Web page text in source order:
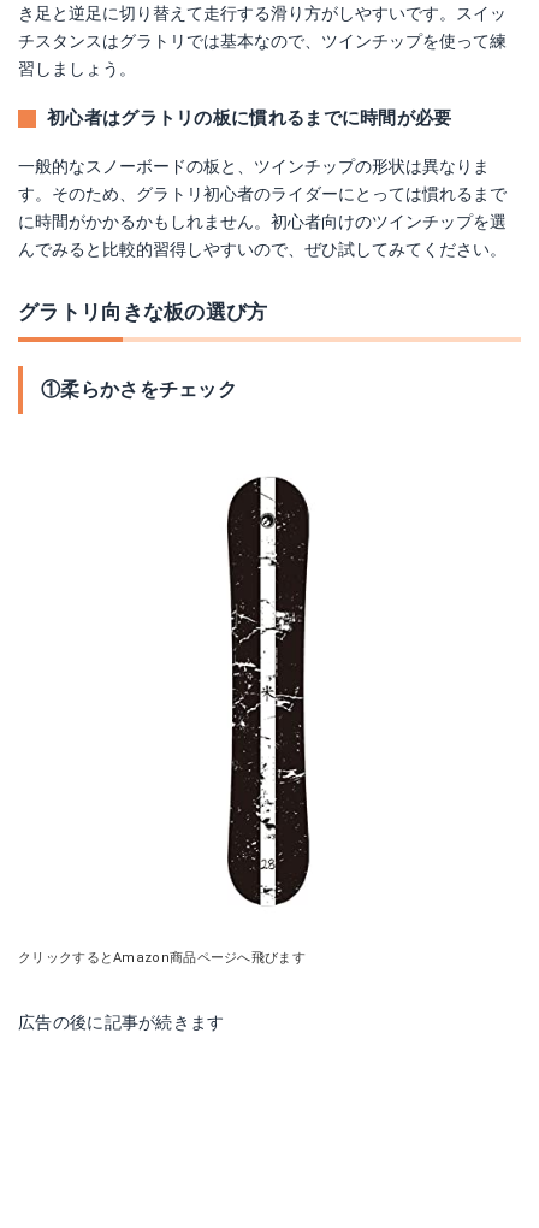
き足と逆足に切り替えて走行する滑り方がしやすいです。スイッ
チスタンスはグラトリでは基本なので、ツインチップを使って練
習しましょう。
初心者はグラトリの板に慣れるまでに時間が必要
一般的なスノーボードの板と、ツインチップの形状は異なりま
す。そのため、グラトリ初心者のライダーにとっては慣れるまで
に時間がかかるかもしれません。初心者向けのツインチップを選
んでみると比較的習得しやすいので、ぜひ試してみてください。
グラトリ向きな板の選び方
①柔らかさをチェック
クリックするとAmazon商品ページへ飛びます
広告の後に記事が続きます